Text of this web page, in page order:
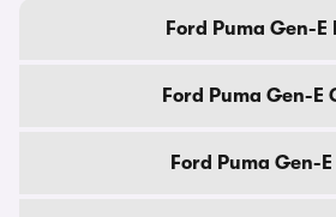
Ford Puma Gen-E
Ford Puma Gen-E
Ford Puma Gen-E